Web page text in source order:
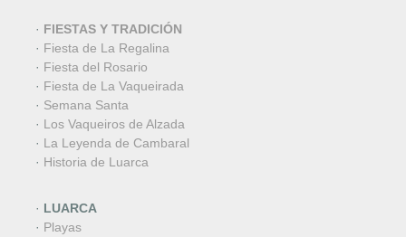
· FIESTAS Y TRADICIÓN
· Fiesta de La Regalina
· Fiesta del Rosario
· Fiesta de La Vaqueirada
· Semana Santa
· Los Vaqueiros de Alzada
· La Leyenda de Cambaral
· Historia de Luarca
· LUARCA
· Playas